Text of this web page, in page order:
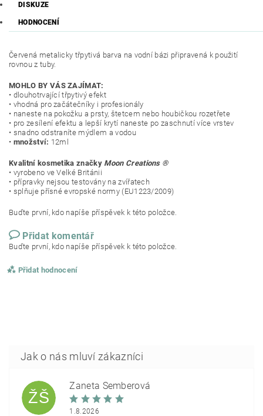
DISKUZE
HODNOCENÍ
Červená metalicky třpytivá barva na vodní bázi připravená k použití
rovnou z tuby.
MOHLO BY VÁS ZAJÍMAT:
• dlouhotrvající třpytivý efekt
• vhodná pro začátečníky i profesionály
• naneste na pokožku a prsty, štetcem nebo houbičkou rozetřete
• pro zesílení efektu a lepší krytí naneste po zaschnutí více vrstev
• snadno odstraníte mýdlem a vodou
• množství: 12ml
Kvalitní kosmetika značky Moon Creations ®
• vyrobeno ve Velké Británii
• přípravky nejsou testovány na zvířatech
• splňuje přísné evropské normy (EU1223/2009)
Buďte první, kdo napíše příspěvek k této položce.
Přidat komentář
Buďte první, kdo napíše příspěvek k této položce.
Přidat hodnocení
ŽŠ
Žaneta Šemberová
1.8.2026